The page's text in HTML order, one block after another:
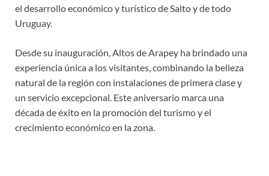
el desarrollo económico y turístico de Salto y de todo
Uruguay.
Desde su inauguración, Altos de Arapey ha brindado una
experiencia única a los visitantes, combinando la belleza
natural de la región con instalaciones de primera clase y
un servicio excepcional. Este aniversario marca una
década de éxito en la promoción del turismo y el
crecimiento económico en la zona.